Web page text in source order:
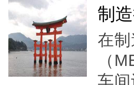
制
在
（
车